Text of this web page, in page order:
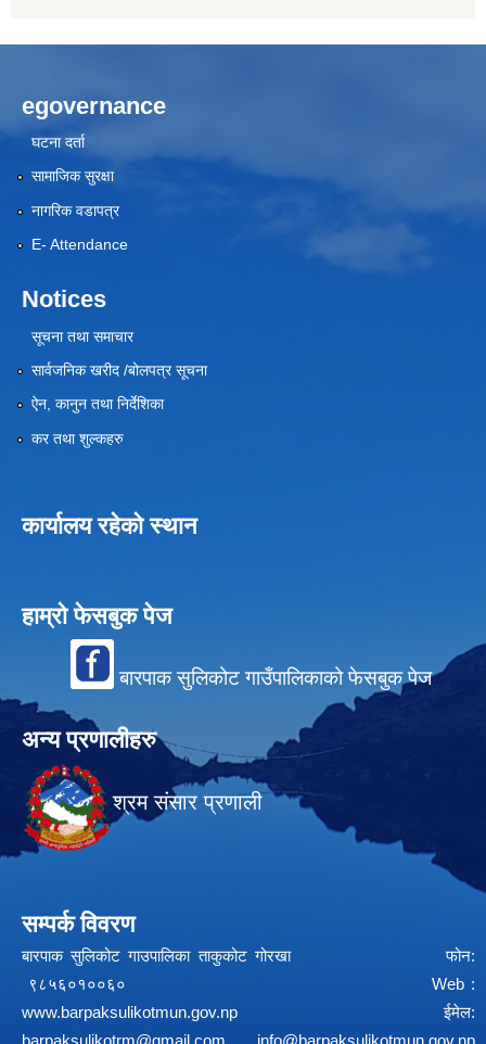
egovernance
घटना दर्ता
सामाजिक सुरक्षा
नागरिक वडापत्र
E- Attendance
Notices
सूचना तथा समाचार
सार्वजनिक खरीद /बोलपत्र सूचना
ऐन, कानुन तथा निर्देशिका
कर तथा शुल्कहरु
कार्यालय रहेको स्थान
हाम्रो फेसबुक पेज
बारपाक सुलिकोट गाउँपालिकाको फेसबुक पेज
अन्य प्रणालीहरु
श्रम संसार प्रणाली
सम्पर्क विवरण
बारपाक सुलिकोट गाउपालिका ताकुकोट गोरखा फोन:
९८५६०१००६० Web :
www.barpaksulikotmun.gov.np
ईमेल:
barpaksulikotrm@gmail.com
info@barpaksulikotmun.gov.np